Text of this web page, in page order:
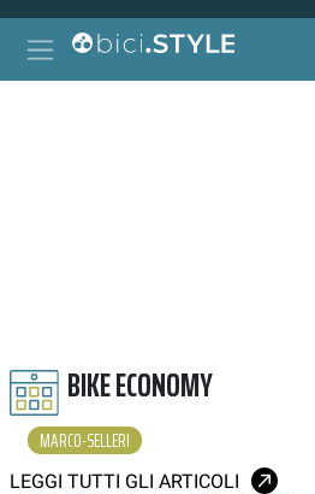
Vai al contenuto
Navigazione principale
Ricerca per:
BIKE ECONOMY
MARCO-SELLERI
LEGGI TUTTI GLI ARTICOLI